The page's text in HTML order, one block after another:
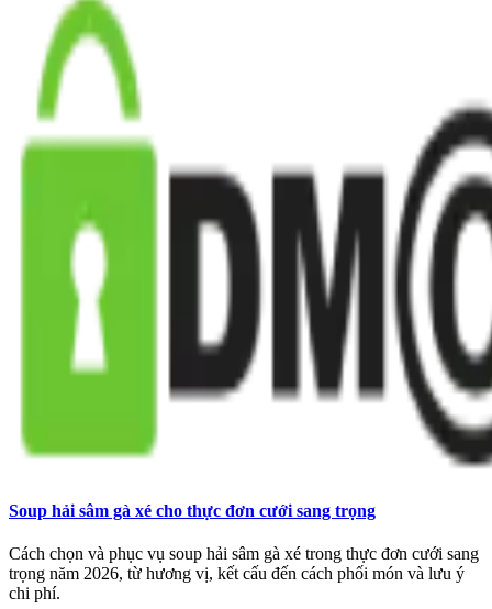
Soup hải sâm gà xé cho thực đơn cưới sang trọng
Cách chọn và phục vụ soup hải sâm gà xé trong thực đơn cưới sang
trọng năm 2026, từ hương vị, kết cấu đến cách phối món và lưu ý
chi phí.